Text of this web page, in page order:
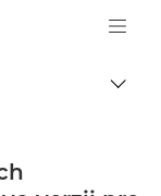
Logo, back to